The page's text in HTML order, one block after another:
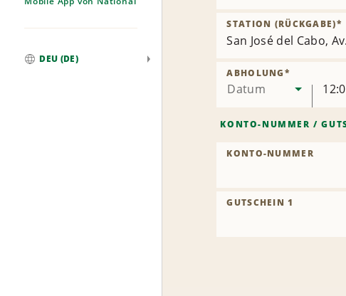
DEU (DE)
San José del Cabo,
STATION (RÜCKGABE)*
Datum
ABHOLUNG*
KONTO-NUMMER /
KONTO-NUMMER
GUTSCHEIN 1